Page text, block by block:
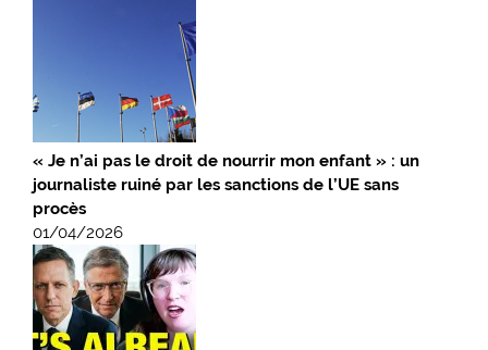
« Je n’ai pas le droit de nourrir mon enfant » : un
journaliste ruiné par les sanctions de l’UE sans
procès
01/04/2026